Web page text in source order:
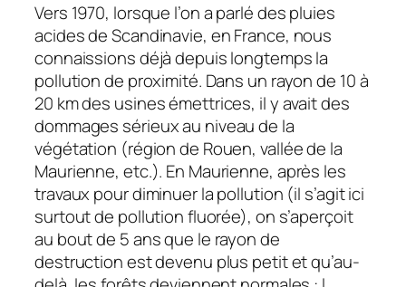
Vers 1970, lorsque l’on a parlé des pluies
acides de Scandinavie, en France, nous
connaissions déjà depuis longtemps la
pollution de proximité. Dans un rayon de 10 à
20 km des usines émettrices, il y avait des
dommages sérieux au niveau de la
végétation (région de Rouen, vallée de la
Maurienne, etc.). En Maurienne, après les
travaux pour diminuer la pollution (il s’agit ici
surtout de pollution fluorée), on s’aperçoit
au bout de 5 ans que le rayon de
destruction est devenu plus petit et qu’au-